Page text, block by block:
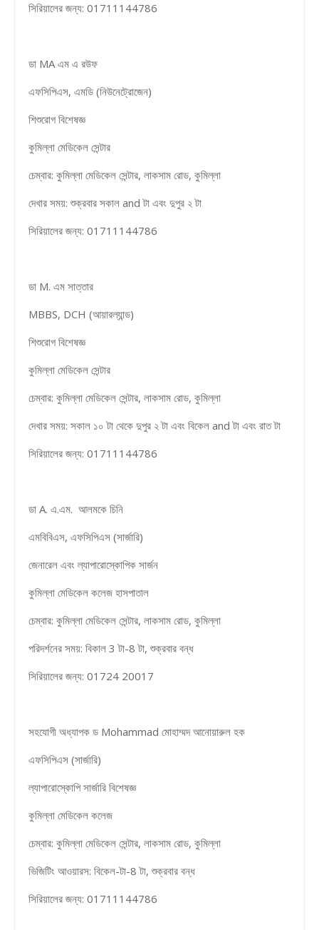
সিরিয়ালের জন্য: 01711144786
ডা MA এম এ রউফ
এফসিপিএস, এমডি (নিউনেট্রোজেন)
শিশুরোগ বিশেষজ্ঞ
কুমিল্লা মেডিকেল সেন্টার
চেম্বার: কুমিল্লা মেডিকেল সেন্টার, লাকসাম রোড, কুমিল্লা
দেখার সময়: শুক্রবার সকাল and টা এবং দুপুর ২ টা
সিরিয়ালের জন্য: 01711144786
ডা M. এম সাত্তার
MBBS, DCH (আয়ারল্যান্ড)
শিশুরোগ বিশেষজ্ঞ
কুমিল্লা মেডিকেল সেন্টার
চেম্বার: কুমিল্লা মেডিকেল সেন্টার, লাকসাম রোড, কুমিল্লা
দেখার সময়: সকাল ১০ টা থেকে দুপুর ২ টা এবং বিকেল and টা এবং রাত টা
সিরিয়ালের জন্য: 01711144786
ডা A. এ.এম. আলমকে চিনি
এমবিবিএস, এফসিপিএস (সার্জারি)
জেনারেল এবং ল্যাপারোস্কোপিক সার্জন
কুমিল্লা মেডিকেল কলেজ হাসপাতাল
চেম্বার: কুমিল্লা মেডিকেল সেন্টার, লাকসাম রোড, কুমিল্লা
পরিদর্শনের সময়: বিকাল 3 টা-8 টা, শুক্রবার বন্ধ
সিরিয়ালের জন্য: 01724 20017
সহযোগী অধ্যাপক ড Mohammad মোহাম্মদ আনোয়ারুল হক
এফসিপিএস (সার্জারি)
ল্যাপারোস্কোপি সার্জারি বিশেষজ্ঞ
কুমিল্লা মেডিকেল কলেজ
চেম্বার: কুমিল্লা মেডিকেল সেন্টার, লাকসাম রোড, কুমিল্লা
ভিজিটিং আওয়ারস: বিকেল-টা-8 টা, শুক্রবার বন্ধ
সিরিয়ালের জন্য: 01711144786